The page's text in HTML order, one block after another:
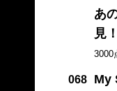
あ
見！
3000
068
My